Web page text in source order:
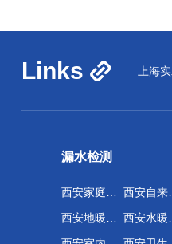
Links 上海
漏水检测